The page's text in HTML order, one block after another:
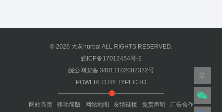
© 2026 大灰hurbai ALL RIGHTS RESERVED.
皖ICP备17012454号-2
皖公网安备 34011102002322号
POWERED BY TYPECHO
网站首页 移动简版 网站地图 友情链接 免责声明
广告合作
繁